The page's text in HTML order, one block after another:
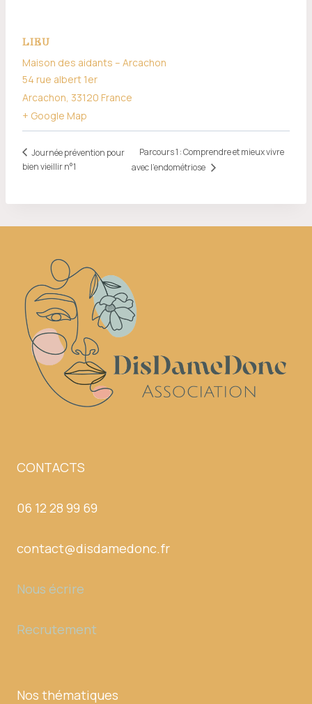
LIEU
Maison des aidants – Arcachon
54 rue albert 1er
Arcachon 33120 France
+ Google Map
Journée prévention pour
bien vieillir n°1
Parcours 1 : Comprendre et mieux vivre
avec l’endométriose
CONTACTS
06 12 28 99 69
contact@disdamedonc.fr
Nous écrire
Recrutement
Nos thématiques